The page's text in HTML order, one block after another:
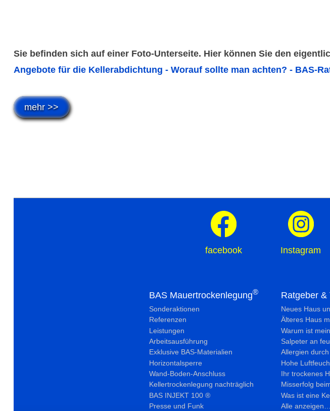
Sie befinden sich auf einer Foto-Unterseite. Hier können Sie den
Angebote für die Kellerabdichtung - Worauf sollte man achten? - BAS-
mehr >>
facebook Instagram
BAS Mauertrockenlegung®
Sonderaktionen
Referenzen
Leistungen
Arbeitsausführung
Exklusive BAS-Materialien
Horizontalsperre
Wand-Boden-Anschluss
Kellertrockenlegung nachträglich
BAS INJEKT 100 ®
Presse und Funk
Ratgeber &
Neues Haus
Älteres Haus
Warum ist
Salpeter an
Allergien
Hohe
Ihr trockenes
Misserfolg
Was ist eine
Alle anzeigen…